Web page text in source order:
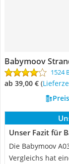
Babymoov
1524
ab 39,00 € (
Unser Fazit für
Die Babymoov
Vergleichs hat